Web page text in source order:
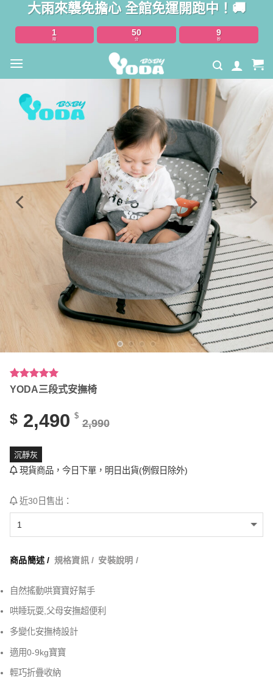
大雨來襲免擔心 全館免運開跑中！🚚
1
時
50
分
8
秒
評分5.00/
3
位
分
YODA三段式安撫椅
$ 2,490 $
2,990
沉靜灰
現貨商品，今日下單，明日出貨(例假日除外)
近30日售出：
商品簡述 / 規格資訊 / 安裝說明 /
自然搖動哄寶寶好幫手
哄睡玩耍,父母安撫超便利
多變化安撫椅設計
適用0-9kg寶寶
輕巧折疊收納